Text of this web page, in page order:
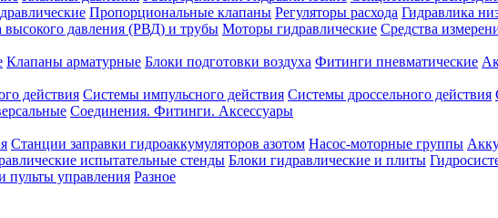
Пропорциональные клапаны Регуляторы расхода Гидравлика
высокого давления (РВД) и трубы Моторы гидравлические Средства
Клапаны арматурные Блоки подготовки воздуха Фитинги пневматические
действия Системы импульсного действия Системы дроссельного действия
Соединения. Фитинги. Аксессуары
Станции заправки гидроаккумуляторов азотом Насос-моторные группы
испытательные стенды Блоки гидравлические и плиты
пульты управления Разное